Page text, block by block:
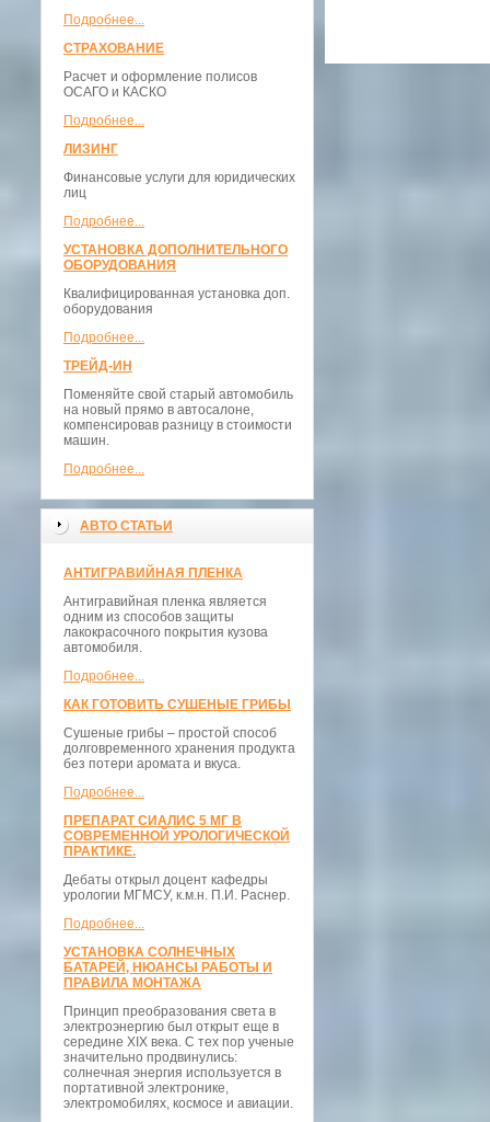
Подробнее...
СТРАХОВАНИЕ
Расчет и оформление полисов
ОСАГО и КАСКО
Подробнее...
ЛИЗИНГ
Финансовые услуги для юридических
лиц
Подробнее...
УСТАНОВКА ДОПОЛНИТЕЛЬНОГО
ОБОРУДОВАНИЯ
Квалифицированная установка доп.
оборудования
Подробнее...
ТРЕЙД-ИН
Поменяйте свой старый автомобиль
на новый прямо в автосалоне,
компенсировав разницу в стоимости
машин.
Подробнее...
АВТО СТАТЬИ
АНТИГРАВИЙНАЯ ПЛЕНКА
Антигравийная пленка является
одним из способов защиты
лакокрасочного покрытия кузова
автомобиля.
Подробнее...
КАК ГОТОВИТЬ СУШЕНЫЕ ГРИБЫ
Сушеные грибы – простой способ
долговременного хранения продукта
без потери аромата и вкуса.
Подробнее...
ПРЕПАРАТ СИАЛИС 5 МГ В
СОВРЕМЕННОЙ УРОЛОГИЧЕСКОЙ
ПРАКТИКЕ.
Дебаты открыл доцент кафедры
урологии МГМСУ, к.м.н. П.И. Раснер.
Подробнее...
УСТАНОВКА СОЛНЕЧНЫХ
БАТАРЕЙ, НЮАНСЫ РАБОТЫ И
ПРАВИЛА МОНТАЖА
Принцип преобразования света в
электроэнергию был открыт еще в
середине XIX века. С тех пор ученые
значительно продвинулись:
солнечная энергия используется в
портативной электронике,
электромобилях, космосе и авиации.